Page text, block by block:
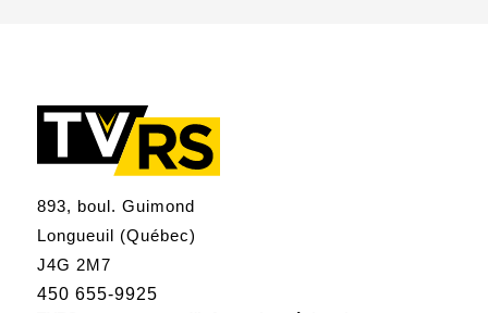
893, boul. Guimond
Longueuil (Québec)
J4G 2M7
450 655-9925